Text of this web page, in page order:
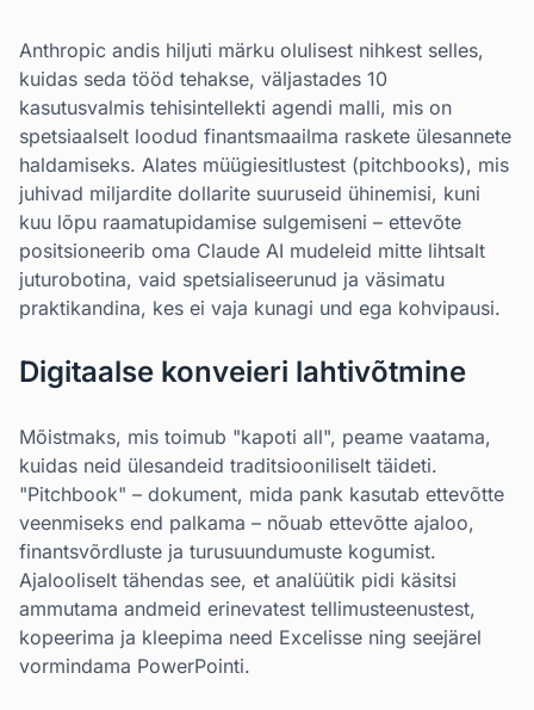
Anthropic andis hiljuti märku olulisest nihkest selles,
kuidas seda tööd tehakse, väljastades 10
kasutusvalmis tehisintellekti agendi malli, mis on
spetsiaalselt loodud finantsmaailma raskete ülesannete
haldamiseks. Alates müügiesitlustest (pitchbooks), mis
juhivad miljardite dollarite suuruseid ühinemisi, kuni
kuu lõpu raamatupidamise sulgemiseni – ettevõte
positsioneerib oma Claude AI mudeleid mitte lihtsalt
juturobotina, vaid spetsialiseerunud ja väsimatu
praktikandina, kes ei vaja kunagi und ega kohvipausi.
Digitaalse konveieri lahtivõtmine
Mõistmaks, mis toimub "kapoti all", peame vaatama,
kuidas neid ülesandeid traditsiooniliselt täideti.
"Pitchbook" – dokument, mida pank kasutab ettevõtte
veenmiseks end palkama – nõuab ettevõtte ajaloo,
finantsvõrdluste ja turusuundumuste kogumist.
Ajalooliselt tähendas see, et analüütik pidi käsitsi
ammutama andmeid erinevatest tellimusteenustest,
kopeerima ja kleepima need Excelisse ning seejärel
vormindama PowerPointi.